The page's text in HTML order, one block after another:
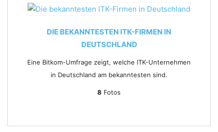
DIE BEKANNTESTEN ITK-FIRMEN IN
DEUTSCHLAND
Eine Bitkom-Umfrage zeigt, welche ITK-Unternehmen
in Deutschland am bekanntesten sind.
8 Fotos